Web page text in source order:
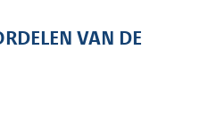
VAN DE